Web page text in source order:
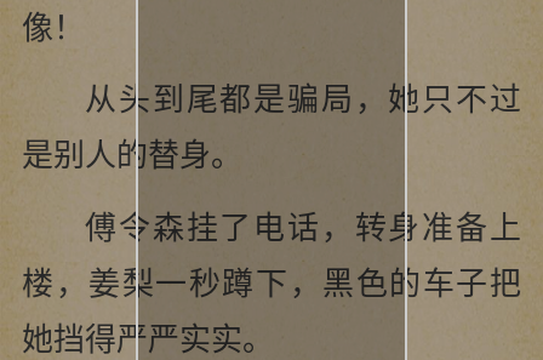
像！
从头到尾都是骗局，她只不过
是别人的替身。
傅令森挂了电话，转身准备上
楼，姜梨一秒蹲下，黑色的车子把
她挡得严严实实。